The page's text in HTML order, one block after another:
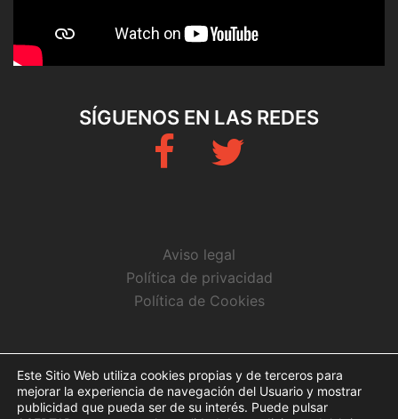
SÍGUENOS EN LAS REDES
Fb Twitter
Aviso legal
Política de privacidad
Política de Cookies
CONTACTO
info@arbitrosaeba.com
Este Sitio Web utiliza cookies propias y de terceros para
mejorar la experiencia de navegación del Usuario y mostrar
publicidad que pueda ser de su interés. Puede pulsar